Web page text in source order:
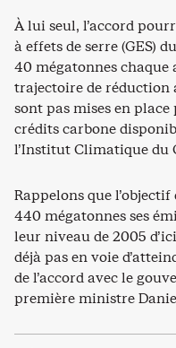
À lui seul, l’accord
à effets de serre (GES)
40 mégatonnes
trajectoire de réduction
sont pas mises en
crédits carbone
l’Institut Climatique du
Rappelons que
440 mégatonnes ses
leur niveau de 2005
déjà pas en voie
de l’accord avec le
première ministre